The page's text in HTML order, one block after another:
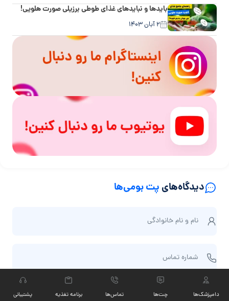
باید‌ها و نباید‌های غذای طوطی برزیلی صورت هلویی!
۲ آبان ۱۴۰۳
دیدگاه‌های پت بومی‌ها
ا
و
م‌
نام و نام‌ خانوادگی
م
شماره تماس
ایمیلدامپزشک‌ها چت‏‌ها تماس‌ها برنامه تغذیه پشتیبانی